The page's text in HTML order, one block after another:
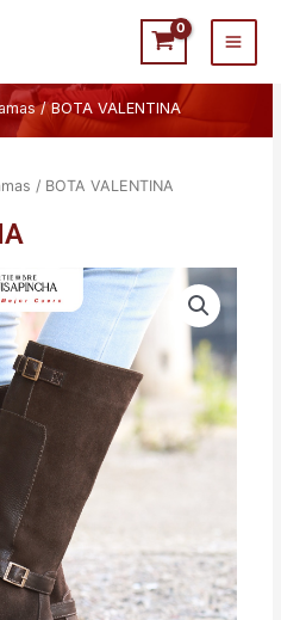
Main
/ BOTA VALENTINA
/ BOTA VALENTINA